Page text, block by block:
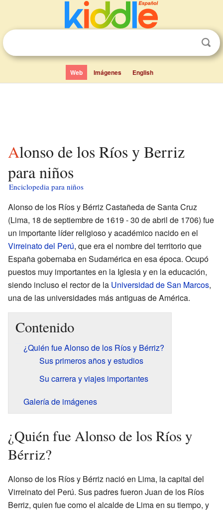
Web Imágenes English
Alonso de los Ríos y Berriz
para niños
Enciclopedia para niños
Alonso de los Ríos y Bérriz Castañeda de Santa Cruz
(Lima, 18 de septiembre de 1619 - 30 de abril de 1706) fue
un importante líder religioso y académico nacido en el
Virreinato del Perú, que era el nombre del territorio que
España gobernaba en Sudamérica en esa época. Ocupó
puestos muy importantes en la Iglesia y en la educación,
siendo incluso el rector de la Universidad de San Marcos,
una de las universidades más antiguas de América.
Contenido
¿Quién fue Alonso de los Ríos y Bérriz?
Sus primeros años y estudios
Su carrera y viajes importantes
Galería de imágenes
¿Quién fue Alonso de los Ríos y
Bérriz?
Alonso de los Ríos y Bérriz nació en Lima, la capital del
Virreinato del Perú. Sus padres fueron Juan de los Ríos
Berriz, quien fue como el alcalde de Lima en su tiempo, y